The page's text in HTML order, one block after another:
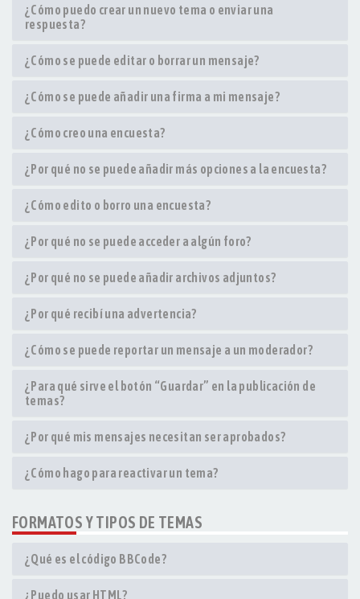
¿Cómo puedo crear un nuevo tema o enviar una
respuesta?
¿Cómo se puede editar o borrar un mensaje?
¿Cómo se puede añadir una firma a mi mensaje?
¿Cómo creo una encuesta?
¿Por qué no se puede añadir más opciones a la encuesta?
¿Cómo edito o borro una encuesta?
¿Por qué no se puede acceder a algún foro?
¿Por qué no se puede añadir archivos adjuntos?
¿Por qué recibí una advertencia?
¿Cómo se puede reportar un mensaje a un moderador?
¿Para qué sirve el botón “Guardar” en la publicación de
temas?
¿Por qué mis mensajes necesitan ser aprobados?
¿Cómo hago para reactivar un tema?
FORMATOS Y TIPOS DE TEMAS
¿Qué es el código BBCode?
¿Puedo usar HTML?